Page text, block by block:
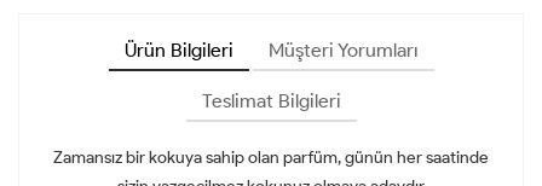
Ürün Bilgileri Müşteri Yorumları
Teslimat Bilgileri
Zamansız bir kokuya sahip olan parfüm, günün her saatinde